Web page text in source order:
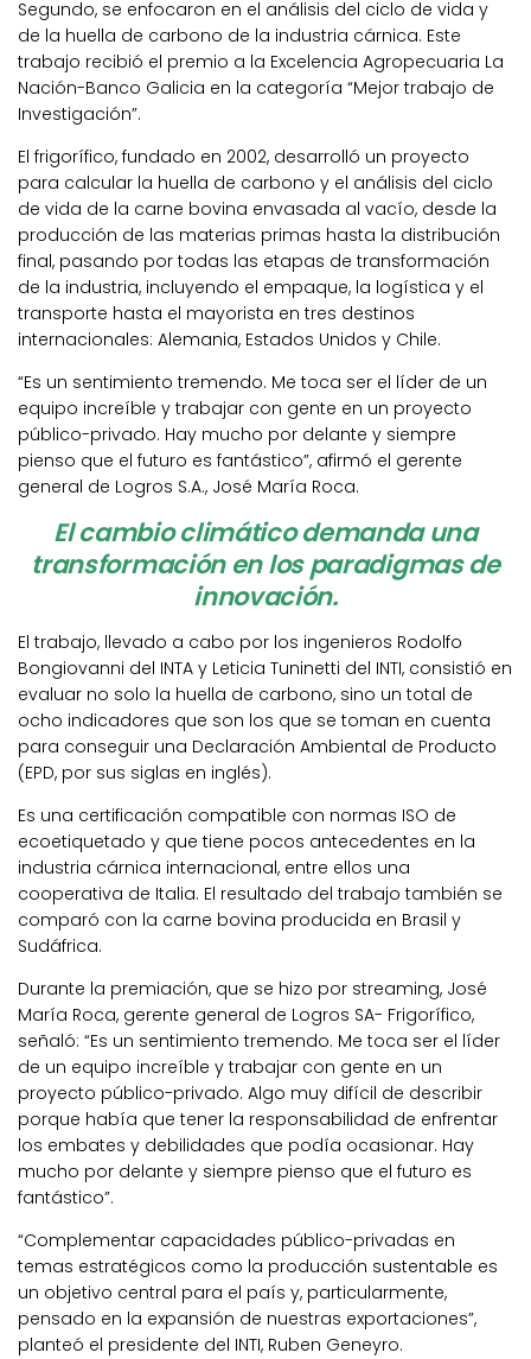
Segundo, se enfocaron en el análisis del ciclo de vida y
de la huella de carbono de la industria cárnica. Este
trabajo recibió el premio a la Excelencia Agropecuaria La
Nación-Banco Galicia en la categoría “Mejor trabajo de
Investigación”.
El frigorífico, fundado en 2002, desarrolló un proyecto
para calcular la huella de carbono y el análisis del ciclo
de vida de la carne bovina envasada al vacío, desde la
producción de las materias primas hasta la distribución
final, pasando por todas las etapas de transformación
de la industria, incluyendo el empaque, la logística y el
transporte hasta el mayorista en tres destinos
internacionales: Alemania, Estados Unidos y Chile.
“Es un sentimiento tremendo. Me toca ser el líder de un
equipo increíble y trabajar con gente en un proyecto
público-privado. Hay mucho por delante y siempre
pienso que el futuro es fantástico”, afirmó el gerente
general de Logros S.A., José María Roca.
El cambio climático demanda una
transformación en los paradigmas de
innovación.
El trabajo, llevado a cabo por los ingenieros Rodolfo
Bongiovanni del INTA y Leticia Tuninetti del INTI, consistió en
evaluar no solo la huella de carbono, sino un total de
ocho indicadores que son los que se toman en cuenta
para conseguir una Declaración Ambiental de Producto
(EPD, por sus siglas en inglés).
Es una certificación compatible con normas ISO de
ecoetiquetado y que tiene pocos antecedentes en la
industria cárnica internacional, entre ellos una
cooperativa de Italia. El resultado del trabajo también se
comparó con la carne bovina producida en Brasil y
Sudáfrica.
Durante la premiación, que se hizo por streaming, José
María Roca, gerente general de Logros SA- Frigorífico,
señaló: “Es un sentimiento tremendo. Me toca ser el líder
de un equipo increíble y trabajar con gente en un
proyecto público-privado. Algo muy difícil de describir
porque había que tener la responsabilidad de enfrentar
los embates y debilidades que podía ocasionar. Hay
mucho por delante y siempre pienso que el futuro es
fantástico”.
“Complementar capacidades público-privadas en
temas estratégicos como la producción sustentable es
un objetivo central para el país y, particularmente,
pensado en la expansión de nuestras exportaciones”,
planteó el presidente del INTI, Ruben Geneyro.